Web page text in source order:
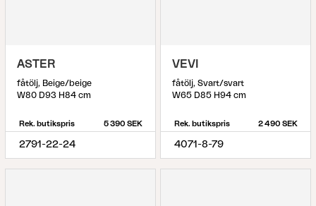
ASTER
fåtölj, Beige/beige
W80 D93 H84 cm
Rek. butikspris 5 390 SEK
2791-22-24
VEVI
fåtölj, Svart/svart
W65 D85 H94 cm
Rek. butikspris 2 490 SEK
4071-8-79